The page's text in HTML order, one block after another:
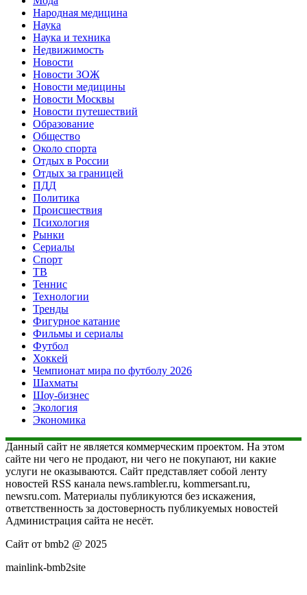
Народная медицина
Наука
Наука и техника
Недвижимость
Новости
Новости ЗОЖ
Новости медицины
Новости Москвы
Новости путешествий
Образование
Общество
Около спорта
Отдых в России
Отдых за границей
ПДД
Политика
Происшествия
Психология
Рынки
Сериалы
Спорт
ТВ
Теннис
Технологии
Тренды
Фигурное катание
Фильмы и сериалы
Футбол
Хоккей
Чемпионат мира по футболу 2026
Шахматы
Шоу-бизнес
Экология
Экономика
Данный сайт не является коммерческим проектом. На этом
сайте ни чего не продают, ни чего не покупают, ни какие
услуги не оказываются. Сайт представляет собой ленту
новостей RSS канала news.rambler.ru, kommersant.ru,
newsru.com. Материалы публикуются без искажения,
ответственность за достоверность публикуемых новостей
Администрация сайта не несёт.
Сайт от bmb2 @ 2025
mainlink-bmb2site